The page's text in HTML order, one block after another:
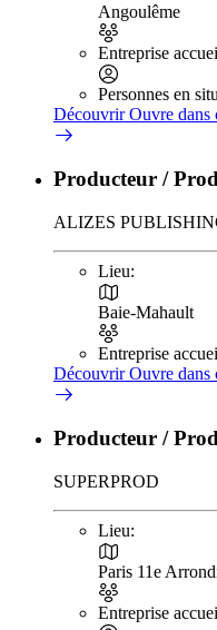
Angoulême
Entreprise
Personnes en
DécouvrirOuvre dans
Producteur /
ALIZES
Lieu:
Baie-Mahault
Entreprise
DécouvrirOuvre dans
Producteur /
SUPERPROD
Lieu:
Paris 11e
Entreprise